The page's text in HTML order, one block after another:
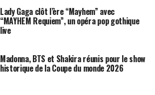
Lady Gaga clôt l’ère “Mayhem” avec
“MAYHEM Requiem”, un opéra pop gothique
live
Madonna, BTS et Shakira réunis pour le show
historique de la Coupe du monde 2026